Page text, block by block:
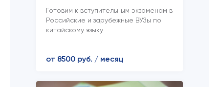
Готовим к вступительным экзаменам в
Российские и зарубежные ВУЗы по
китайскому языку
от 8500 руб. / месяц